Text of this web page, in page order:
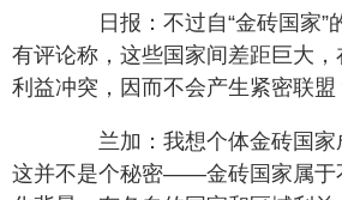
日报：不过自“金砖国家”
有评论称，这些国家间差距巨大
利益冲突，因而不会产生紧密联盟
兰加：我想个体金砖国家
这并不是个秘密——金砖国家属于